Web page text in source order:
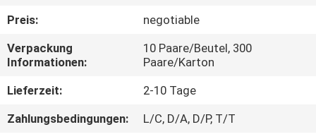
QUALITÄTSKONTROLLE
TRETEN
SIE
MIT
Preis:
negotiable
Verpackung
Informationen:
10 Paare/Beutel, 300
Paare/Karton
Lieferzeit:
2-10 Tage
Zahlungsbedingungen:
L/C, D/A, D/P, T/T